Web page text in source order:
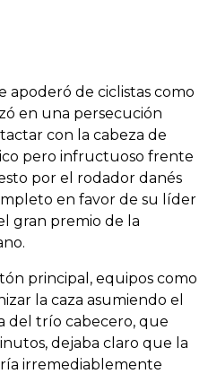
apoderó de ciclistas como
en una persecución
con la cabeza de
pero infructuoso frente
por el rodador danés
en favor de su líder
gran premio de la
principal, equipos como
la caza asumiendo el
del trío cabecero, que
dejaba claro que la
irremediablemente